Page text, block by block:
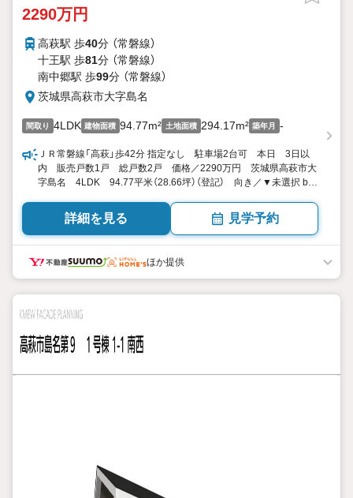
2290万円
高萩駅 歩40分 （常磐線）
十王駅 歩81分 （常磐線）
南中郷駅 歩99分 （常磐線）
茨城県高萩市大字島名
間取り 4LDK 建物面積 94.77m² 土地面積 294.17m² 築年月 -
ＪＲ常磐線「高萩」歩42分 指定なし 駐車場2台可 本日 3日以
内 販売戸数1戸 総戸数2戸 価格／2290万円 茨城県高萩市大
字島名 4LDK 94.77平米（28.66坪）（登記） 向き／▼未選択 by
詳細を見る 見学予約
ほか提供